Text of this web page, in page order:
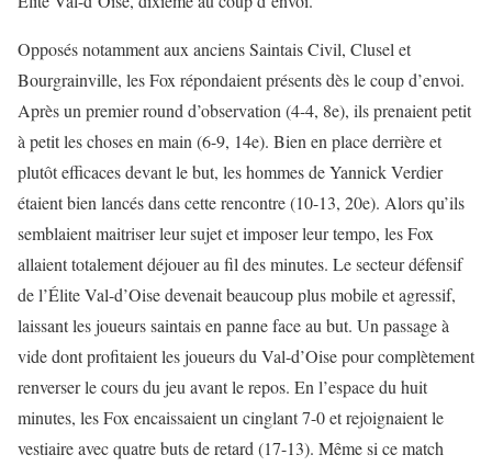
Opposés notamment aux anciens Saintais Civil, Clusel et
Bourgrainville, les Fox répondaient présents dès le coup d’envoi.
Après un premier round d’observation (4-4, 8e), ils prenaient petit
à petit les choses en main (6-9, 14e). Bien en place derrière et
plutôt efficaces devant le but, les hommes de Yannick Verdier
étaient bien lancés dans cette rencontre (10-13, 20e). Alors qu’ils
semblaient maitriser leur sujet et imposer leur tempo, les Fox
allaient totalement déjouer au fil des minutes. Le secteur défensif
de l’Élite Val-d’Oise devenait beaucoup plus mobile et agressif,
laissant les joueurs saintais en panne face au but. Un passage à
vide dont profitaient les joueurs du Val-d’Oise pour complètement
renverser le cours du jeu avant le repos. En l’espace du huit
minutes, les Fox encaissaient un cinglant 7-0 et rejoignaient le
vestiaire avec quatre buts de retard (17-13). Même si ce match